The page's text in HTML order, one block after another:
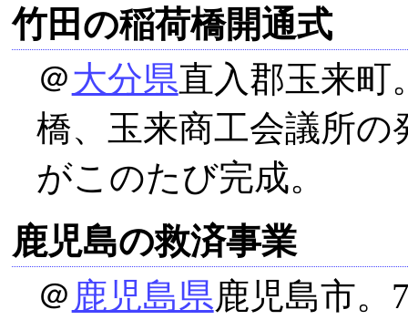
竹田の稲荷橋開通式
＠大分県直入郡玉来町
橋、玉来商工会議所
がこのたび完成。
鹿児島の救済事業
＠ 鹿児島県鹿児島市。